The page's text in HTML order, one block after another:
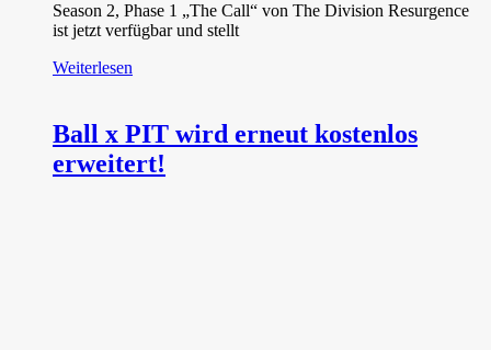
Season 2, Phase 1 „The Call“ von The Division Resurgence
ist jetzt verfügbar und stellt
Weiterlesen
Ball x PIT wird erneut kostenlos
erweitert!